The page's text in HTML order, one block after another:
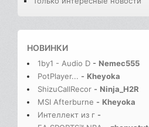
НОВИНКИ
1by1 - Audio D - Nemec555
PotPlayer... - Kheyoka
ShizuCallRecor - Ninja_H2R
MSI Afterburne - Kheyoka
Интеллект из г -